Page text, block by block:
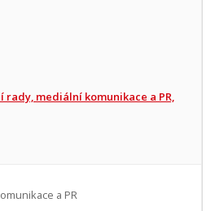
rady, mediální komunikace a PR,
a PR